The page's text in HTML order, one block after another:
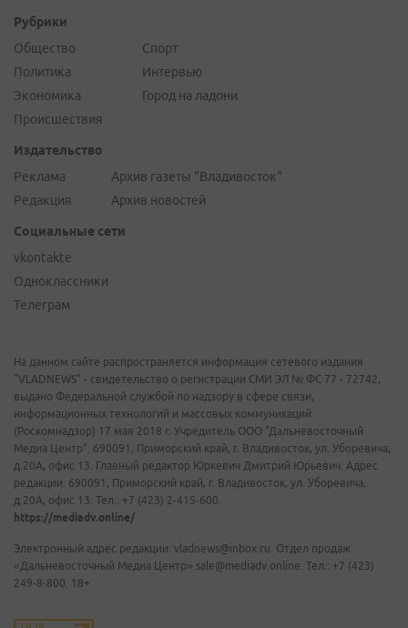
Рубрики
Общество
Политика
Экономика
Происшествия
Спорт
Интервью
Город на ладони
Издательство
Реклама
Редакция
Архив газеты "Владивосток"
Архив новостей
Социальные сети
vkontakte
Одноклассники
Телеграм
На данном сайте распространяется информация сетевого издания
"VLADNEWS" - свидетельство о регистрации СМИ ЭЛ № ФС 77 - 72742,
выдано Федеральной службой по надзору в сфере связи,
информационных технологий и массовых коммуникаций
(Роскомнадзор) 17 мая 2018 г. Учредитель ООО "Дальневосточный
Медиа Центр". 690091, Приморский край, г. Владивосток, ул. Уборевича,
д.20А, офис 13. Главный редактор Юркевич Дмитрий Юрьевич. Адрес
редакции: 690091, Приморский край, г. Владивосток, ул. Уборевича,
д.20А, офис 13. Тел.: +7 (423) 2-415-600.
https://mediadv.online/
Электронный адрес редакции: vladnews@inbox.ru. Отдел продаж
«Дальневосточный Медиа Центр» sale@mediadv.online. Тел.: +7 (423)
249-8-800. 18+